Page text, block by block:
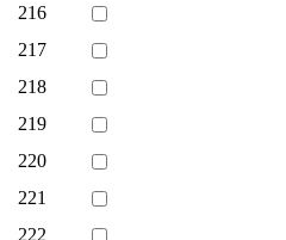
216
217
218
219
220
221
222